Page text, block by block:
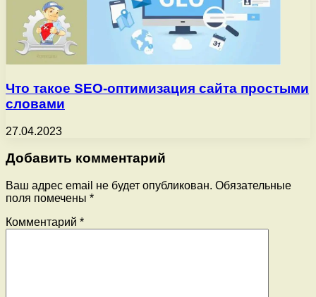
Что такое SEO-оптимизация сайта простыми
словами
27.04.2023
Добавить комментарий
Ваш адрес email не будет опубликован. Обязательные
поля помечены *
Комментарий *